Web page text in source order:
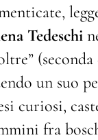
Tedeschi
(seconda
un suo
curiosi,
fra